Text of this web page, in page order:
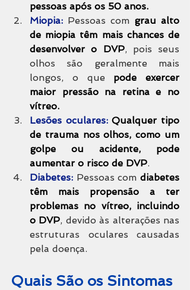
pessoas após os 50 anos.
Miopia: Pessoas com grau alto
de miopia têm mais chances de
desenvolver o DVP, pois seus
olhos são geralmente mais
longos, o que pode exercer
maior pressão na retina e no
vítreo.
Lesões oculares: Qualquer tipo
de trauma nos olhos, como um
golpe ou acidente, pode
aumentar o risco de DVP.
Diabetes: Pessoas com diabetes
têm mais propensão a ter
problemas no vítreo, incluindo
o DVP, devido às alterações nas
estruturas oculares causadas
pela doença.
Quais São os Sintomas